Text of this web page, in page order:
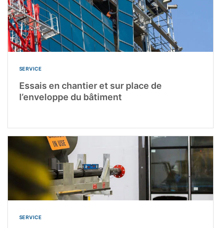
SERVICE
Essais en chantier et sur place de
l’enveloppe du bâtiment
SERVICE